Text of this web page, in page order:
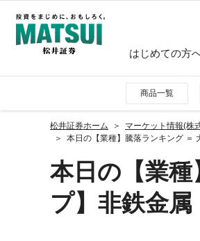
はじめての方
商品一覧
松井証券ホーム マーケット情報(株
本日の【業種】騰落ランキング
本日の【業
プ】非鉄金